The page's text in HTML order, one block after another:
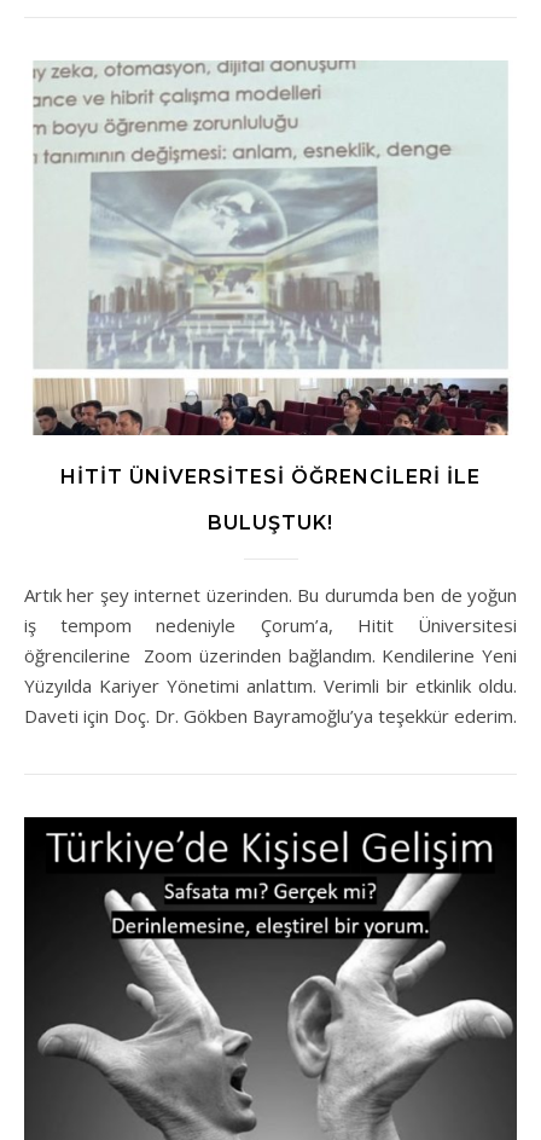
HITIT ÜNIVERSITESI ÖĞRENCILERI ILE
BULUŞTUK!
Artık her şey internet üzerinden. Bu durumda ben de yoğun
iş tempom nedeniyle Çorum’a, Hitit Üniversitesi
öğrencilerine Zoom üzerinden bağlandım. Kendilerine Yeni
Yüzyılda Kariyer Yönetimi anlattım. Verimli bir etkinlik oldu.
Daveti için Doç. Dr. Gökben Bayramoğlu’ya teşekkür ederim.